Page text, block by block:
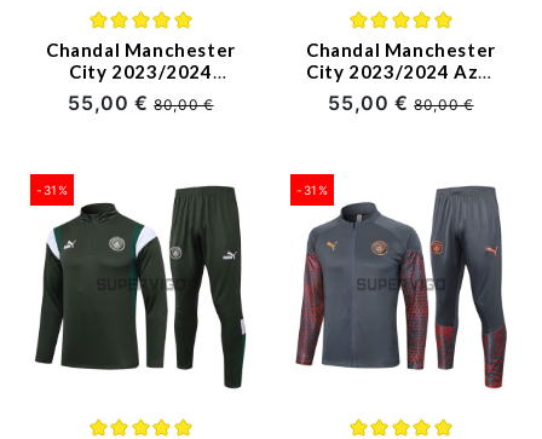
Chandal Manchester
City 2023/2024
Amarillo
55,00 €80,00 €
Chandal Manchester
City 2023/2024 Azul
Marca Oro
55,00 €80,00 €
-31% -31%